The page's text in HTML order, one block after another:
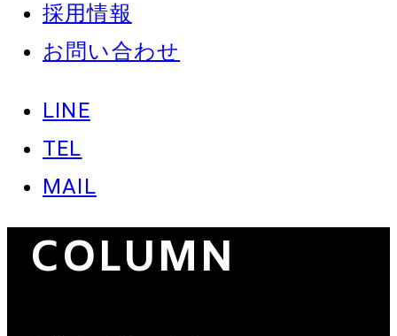
採用情報
お問い合わせ
LINE
TEL
MAIL
NEWS &
COLUMN